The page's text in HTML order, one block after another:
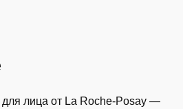
для лица от La Roche-Posay —